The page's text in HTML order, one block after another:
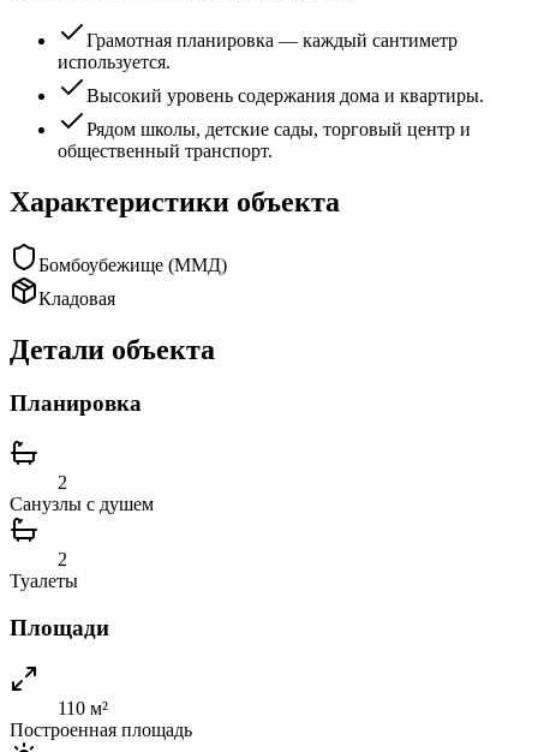
Грамотная планировка — каждый сантиметр
используется.
Высокий уровень содержания дома и квартиры.
Рядом школы, детские сады, торговый центр и
общественный транспорт.
Характеристики объекта
Бомбоубежище (ММД)
Кладовая
Детали объекта
Планировка
2
Санузлы с душем
2
Туалеты
Площади
110 м²
Построенная площадь